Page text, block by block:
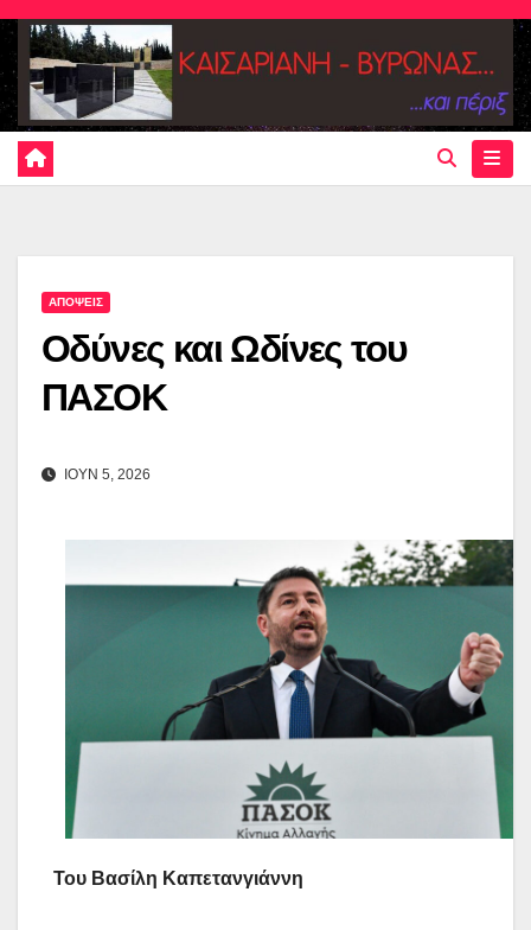
Skip
content
ΑΠΟΨΕΙΣ
Οδύνες και Ωδίνες του
ΠΑΣΟΚ
ΙΟΥΝ 5, 2026
Του Βασίλη Καπετανγιάννη